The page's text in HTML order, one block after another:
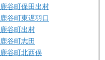
鹿谷町保田出村
鹿谷町東遅羽口
鹿谷町出村
鹿谷町志田
鹿谷町北西俣